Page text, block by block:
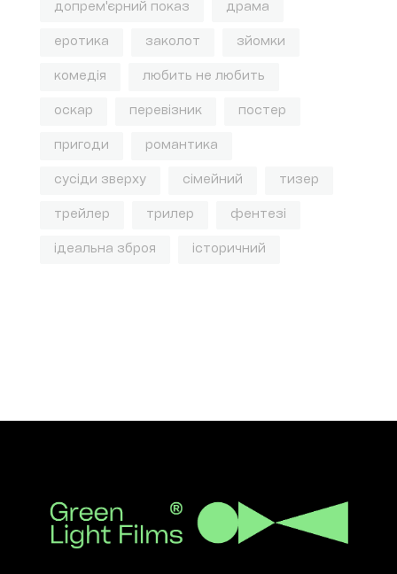
допрем'єрний показ драма
еротика заколот зйомки
комедія любить не любить
оскар перевізник постер
пригоди романтика
сусіди зверху сімейний тизер
трейлер трилер фентезі
ідеальна зброя історичний